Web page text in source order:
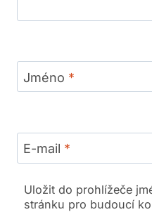
Jméno *
E-mail *
Uložit do prohlížeče
stránku pro budoucí